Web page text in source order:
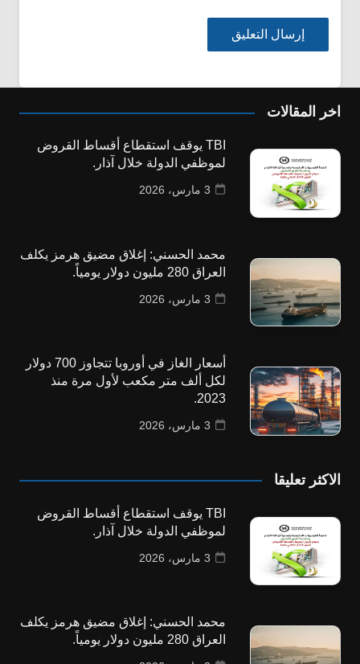
اخر المقالات
TBI يوقف استقطاع أقساط القروض
لموظفي الدولة خلال آذار.
3 مارس، 2026
محمد الحسني: إغلاق مضيق هرمز يكلف
العراق 280 مليون دولار يومياً.
3 مارس، 2026
أسعار الغاز في أوروبا تتجاوز 700 دولار
لكل ألف متر مكعب لأول مرة منذ
2023.
3 مارس، 2026
الاكثر تعليقا
TBI يوقف استقطاع أقساط القروض
لموظفي الدولة خلال آذار.
3 مارس، 2026
محمد الحسني: إغلاق مضيق هرمز يكلف
العراق 280 مليون دولار يومياً.